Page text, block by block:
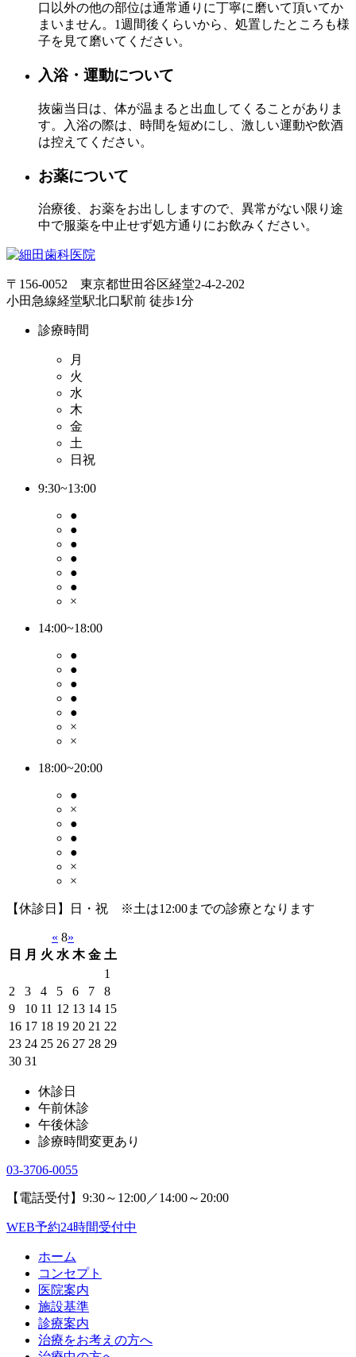
口以外の他の部位は通常通りに丁寧に磨いて頂いてか
まいません。1週間後くらいから、処置したところも様
子を見て磨いてください。
入浴・運動について
抜歯当日は、体が温まると出血してくることがありま
す。入浴の際は、時間を短めにし、激しい運動や飲酒
は控えてください。
お薬について
治療後、お薬をお出ししますので、異常がない限り途
中で服薬を中止せず処方通りにお飲みください。
〒156-0052 東京都世田谷区経堂2-4-2-202
小田急線経堂駅北口駅前 徒歩1分
診療時間
月
火
水
木
金
土
日祝
9:30~13:00
●
●
●
●
●
●
×
14:00~18:00
●
●
●
●
●
×
×
18:00~20:00
●
×
●
●
●
×
×
【休診日】日・祝 ※土は12:00までの診療となります
« 8»
日
月 火 水 木 金 土
1
2
3 4 5 6 7
8
9
10 11 12 13 14 15
16 17 18 19 20 21 22
23 24 25 26 27 28 29
30 31
休診日
午前休診
午後休診
診療時間変更あり
03-3706-0055
【電話受付】9:30～12:00／14:00～20:00
WEB予約24時間受付中
ホーム
コンセプト
医院案内
施設基準
診療案内
治療をお考えの方へ